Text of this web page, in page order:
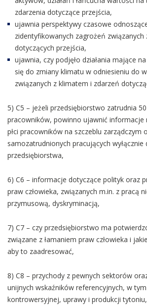
zdarzenia dotyczące przejścia,
ujawnia perspektywy czasowe
zidentyfikowanych zagrożeń
dotyczących przejścia,
ujawnia, czy podjęło działania mające
się do zmiany klimatu w odniesieniu do
związanych z klimatem i zdarzeń
5) C5 – jeżeli przedsiębiorstwo zatrudnia
pracowników, powinno ujawnić informacje
płci pracowników na szczeblu zarządczym
samozatrudnionych pracujących wyłącznie
przedsiębiorstwa,
6) C6 – informacje dotyczące polityk oraz
praw człowieka, związanych m.in. z pracą
przymusową, dyskryminacją,
7) C7 – czy przedsiębiorstwo ma
związane z łamaniem praw człowieka i
aby to zaadresować,
8) C8 – przychody z pewnych sektorów
unijnych wskaźników referencyjnych, w
kontrowersyjnej, uprawy i produkcji tytoniu,